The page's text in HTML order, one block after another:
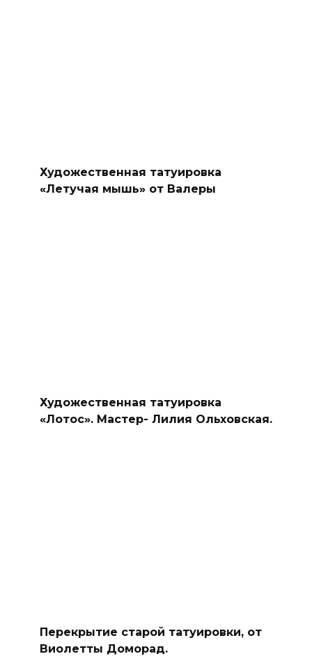
Художественная татуировка
«Летучая мышь» от Валеры
Художественная татуировка
«Лотос». Мастер- Лилия Ольховская.
Перекрытие старой татуировки, от
Виолетты Доморад.